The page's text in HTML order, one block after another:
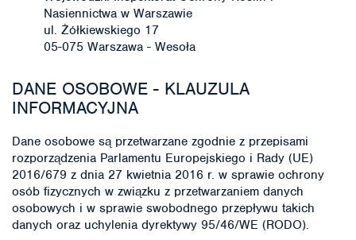
Nasiennictwa w Warszawie
ul. Żółkiewskiego 17
05-075 Warszawa - Wesoła
DANE OSOBOWE - KLAUZULA
INFORMACYJNA
Dane osobowe są przetwarzane zgodnie z przepisami
rozporządzenia Parlamentu Europejskiego i Rady (UE)
2016/679 z dnia 27 kwietnia 2016 r. w sprawie ochrony
osób fizycznych w związku z przetwarzaniem danych
osobowych i w sprawie swobodnego przepływu takich
danych oraz uchylenia dyrektywy 95/46/WE (RODO).